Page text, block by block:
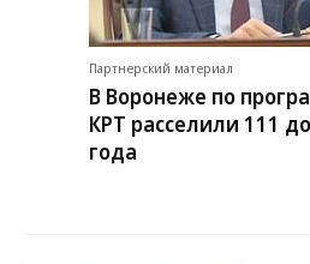
Партнерский материал
В Воронеже по
КРТ расселили 111
года